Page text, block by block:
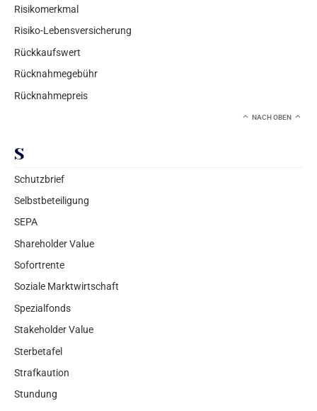
Risikomerkmal
Risiko-Lebensversicherung
Rückkaufswert
Rücknahmegebühr
Rücknahmepreis
NACH OBEN
S
Schutzbrief
Selbstbeteiligung
SEPA
Shareholder Value
Sofortrente
Soziale Marktwirtschaft
Spezialfonds
Stakeholder Value
Sterbetafel
Strafkaution
Stundung